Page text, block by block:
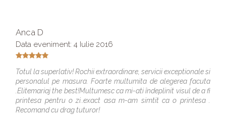
Anca D
Data eveniment: 4 Iulie 2016
Totul la superlativ! Rochii extraordinare, servicii exceptionale si
personalul pe masura. Foarte multumita de alegerea facuta
.Elitemariaj the best!Multumesc ca mi-ati îndeplinit visul de a fi
printesa pentru o zi..exact asa m-am simtit ca o printesa .
Recomand cu drag tuturor!